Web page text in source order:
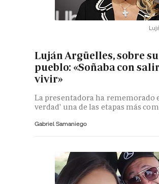
Luján Argüelles, sobre
pueblo: «Soñaba con
vivir»
La presentadora ha rememorado
verdad' una de las etapas más
Gabriel Samaniego